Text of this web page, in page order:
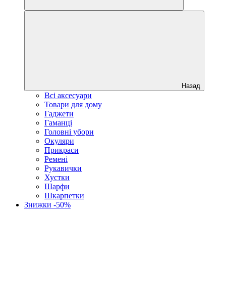
Назад
Всі аксесуари
Товари для дому
Гаджети
Гаманці
Головні убори
Окуляри
Прикраси
Ремені
Рукавички
Хустки
Шарфи
Шкарпетки
Знижки -50%